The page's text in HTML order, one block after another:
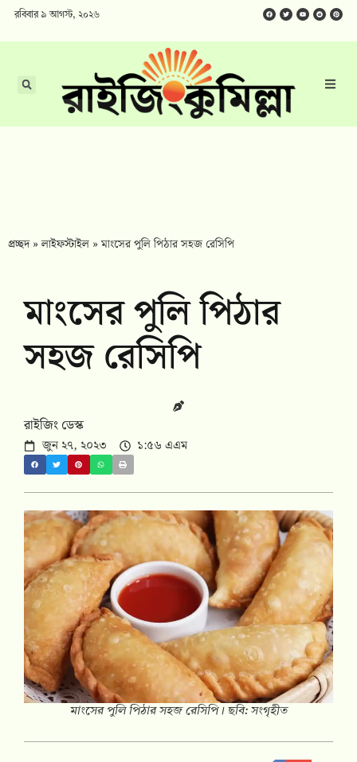
রবিবার ৯ আগস্ট, ২০২৬
প্রচ্ছদ»লাইফস্টাইল »মাংসের পুলি পিঠার সহজ রেসিপি
মাংসের পুলি পিঠার
সহজ রেসিপি
রাইজিং ডেস্ক
জুন ২৭, ২০২৩ ১:৫৬ এএম
মাংসের পুলি পিঠার সহজ রেসিপি। ছবি: সংগৃহীত